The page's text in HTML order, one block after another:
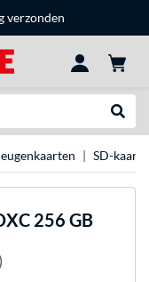
verzonden
SD-
256 GB